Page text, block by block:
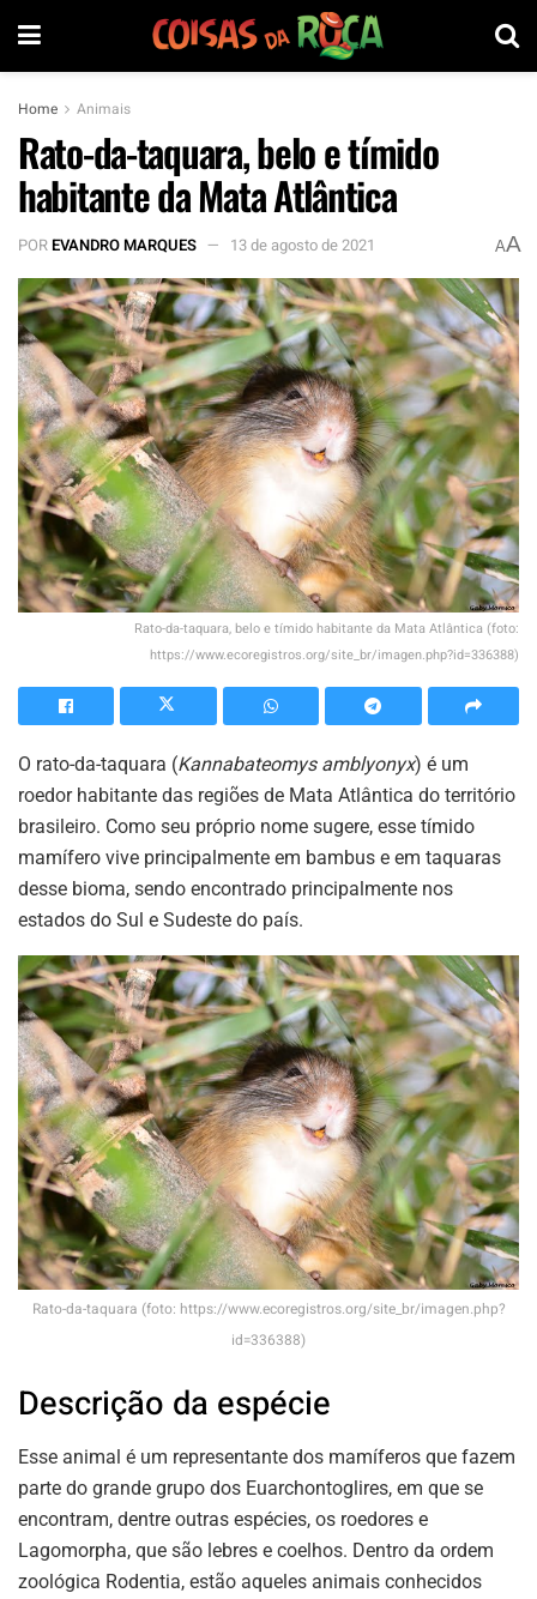
Home Animais
Rato-da-taquara, belo e tímido
habitante da Mata Atlântica
POREVANDRO MARQUES 13 de agosto de 2021 AA
Rato-da-taquara, belo e tímido habitante da Mata Atlântica (foto:
https://www.ecoregistros.org/site_br/imagen.php?id=336388)
O rato-da-taquara (Kannabateomys amblyonyx) é um
roedor habitante das regiões de Mata Atlântica do território
brasileiro. Como seu próprio nome sugere, esse tímido
mamífero vive principalmente em bambus e em taquaras
desse bioma, sendo encontrado principalmente nos
estados do Sul e Sudeste do país.
Rato-da-taquara (foto: https://www.ecoregistros.org/site_br/imagen.php?
id=336388)
Descrição da espécie
Esse animal é um representante dos mamíferos que fazem
parte do grande grupo dos Euarchontoglires, em que se
encontram, dentre outras espécies, os roedores e
Lagomorpha, que são lebres e coelhos. Dentro da ordem
zoológica Rodentia, estão aqueles animais conhecidos